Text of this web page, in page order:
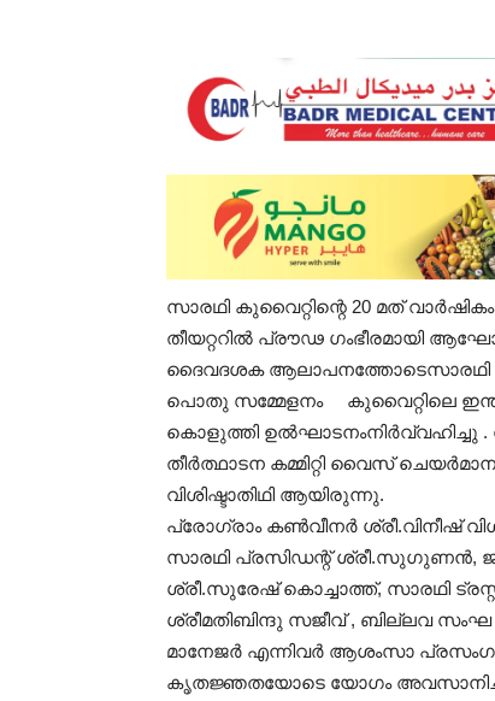
സാരഥി കുവൈറ്റിന്റെ 20 മത്
തീയറ്ററിൽ പ്രൗഢ ഗംഭീരമായി
ദൈവദശക
പൊതു സമ്മേളനം കുവൈറ്റിലെ
കൊളുത്തി ഉൽഘാടനംനിർവ്വഹിച്ചു .
തീർത്ഥാടന കമ്മിറ്റി വൈസ്
വിശിഷ്ടാതിഥി ആയിരുന്നു.
പ്രോഗ്രാം കൺവീനർ ശ്രീ.വിനീഷ്
സാരഥി പ്രസിഡന്റ് ശ്രീ.സുഗുണൻ,
ശ്രീ.സുരേഷ് കൊച്ചാത്ത്, സാരഥി
ശ്രീമതിബിന്ദു സജീവ് , ബില്ലവ
മാനേജർ എന്നിവർ ആശംസാ
കൃതജ്ഞതയോടെ യോഗം